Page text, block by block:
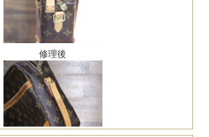
修理後